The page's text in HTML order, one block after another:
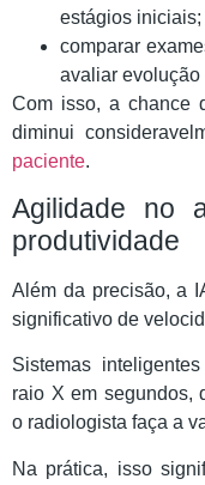
estágios iniciais;
comparar
avaliar evolução
Com isso, a chance
diminui
paciente.
Agilidade no
produtividade
Além da precisão, a
significativo de
Sistemas
raio X em segundos,
o radiologista faça a
Na prática, isso